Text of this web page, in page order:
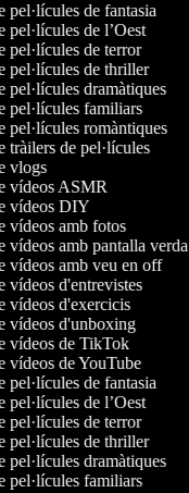
pel·lícules de fantasia
pel·lícules de l’Oest
pel·lícules de terror
pel·lícules de thriller
pel·lícules dramàtiques
pel·lícules familiars
pel·lícules romàntiques
tràilers de pel·lícules
vlogs
vídeos ASMR
vídeos DIY
vídeos amb fotos
vídeos amb pantalla verda
vídeos amb veu en off
vídeos d'entrevistes
vídeos d'exercicis
vídeos d'unboxing
vídeos de TikTok
vídeos de YouTube
pel·lícules de fantasia
pel·lícules de l’Oest
pel·lícules de terror
pel·lícules de thriller
pel·lícules dramàtiques
pel·lícules familiars